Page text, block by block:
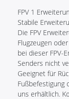
FPV 1
Stabile
Die FPV
Flugzeugen
bei dieser FPV-
Senders nicht
Geeignet für
Fußbefestigung
uns erhältlich.